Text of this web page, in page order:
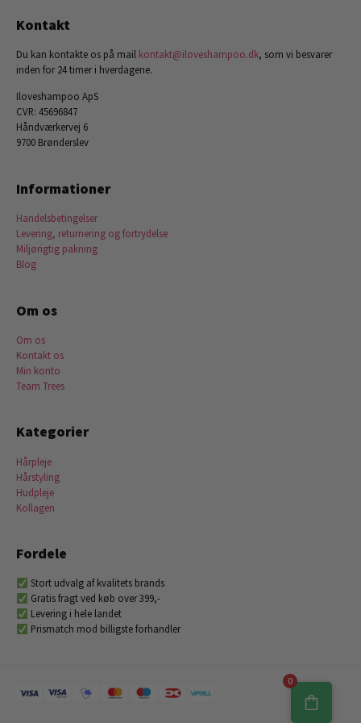
Kontakt
Du kan kontakte os på mail kontakt@iloveshampoo.dk, som vi besvarer
inden for 24 timer i hverdagene.
Iloveshampoo ApS
CVR: 45696847
Håndværkervej 6
9700 Brønderslev
Informationer
Handelsbetingelser
Levering, returnering og fortrydelse
Miljørigtig pakning
Blog
Om os
Om os
Kontakt os
Min konto
Team Trees
Kategorier
Hårpleje
Hårstyling
Hudpleje
Kollagen
Fordele
Stort udvalg af kvalitets brands
Gratis fragt ved køb over 399,-
Levering i hele landet
Prismatch mod billigste forhandler
0